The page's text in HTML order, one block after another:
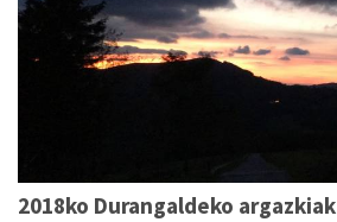
2018ko Durangaldeko argazkiak